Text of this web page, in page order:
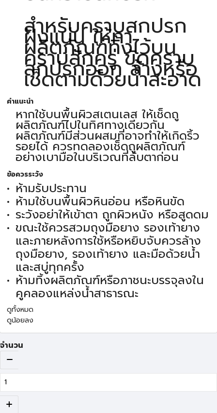
สำหรับคราบสกปรก
ฝังแน่น ให้ทา
ผลิตภัณฑ์ทิ้งไว้บน
คราบสักครู่ ขัดคราบ
สกปรกออก ล้างหรือ
เช็ดตามด้วยน้ำสะอาด
คำแนะนำ
หากใช้บนพื้นผิวสเตนเลส ให้เช็ดถู
ผลิตภัณฑ์ไปในทิศทางเดียวกัน
ผลิตภัณฑ์มีส่วนผสมที่อาจทำให้เกิดริ้ว
รอยได้ ควรทดลองเช็ดถูผลิตภัณฑ์
อย่างเบามือในบริเวณที่ลับตาก่อน
ข้อควรระวัง
ห้ามรับประทาน
ห้ามใช้บนพื้นผิวหินอ่อน หรือหินขัด
ระวังอย่าให้เข้าตา ถูกผิวหนัง หรือสูดดม
ขณะใช้ควรสวมถุงมือยาง รองเท้ายาง
และภายหลังการใช้หรือหยิบจับควรล้าง
ถุงมือยาง, รองเท้ายาง และมือด้วยนํ้า
และสบู่ทุกครั้ง
ห้ามทิ้งผลิตภัณฑ์หรือภาชนะบรรจุลงใน
คูคลองแหล่งน้ำสาธารณะ
ดูทั้งหมด
ดูน้อยลง
จำนวน